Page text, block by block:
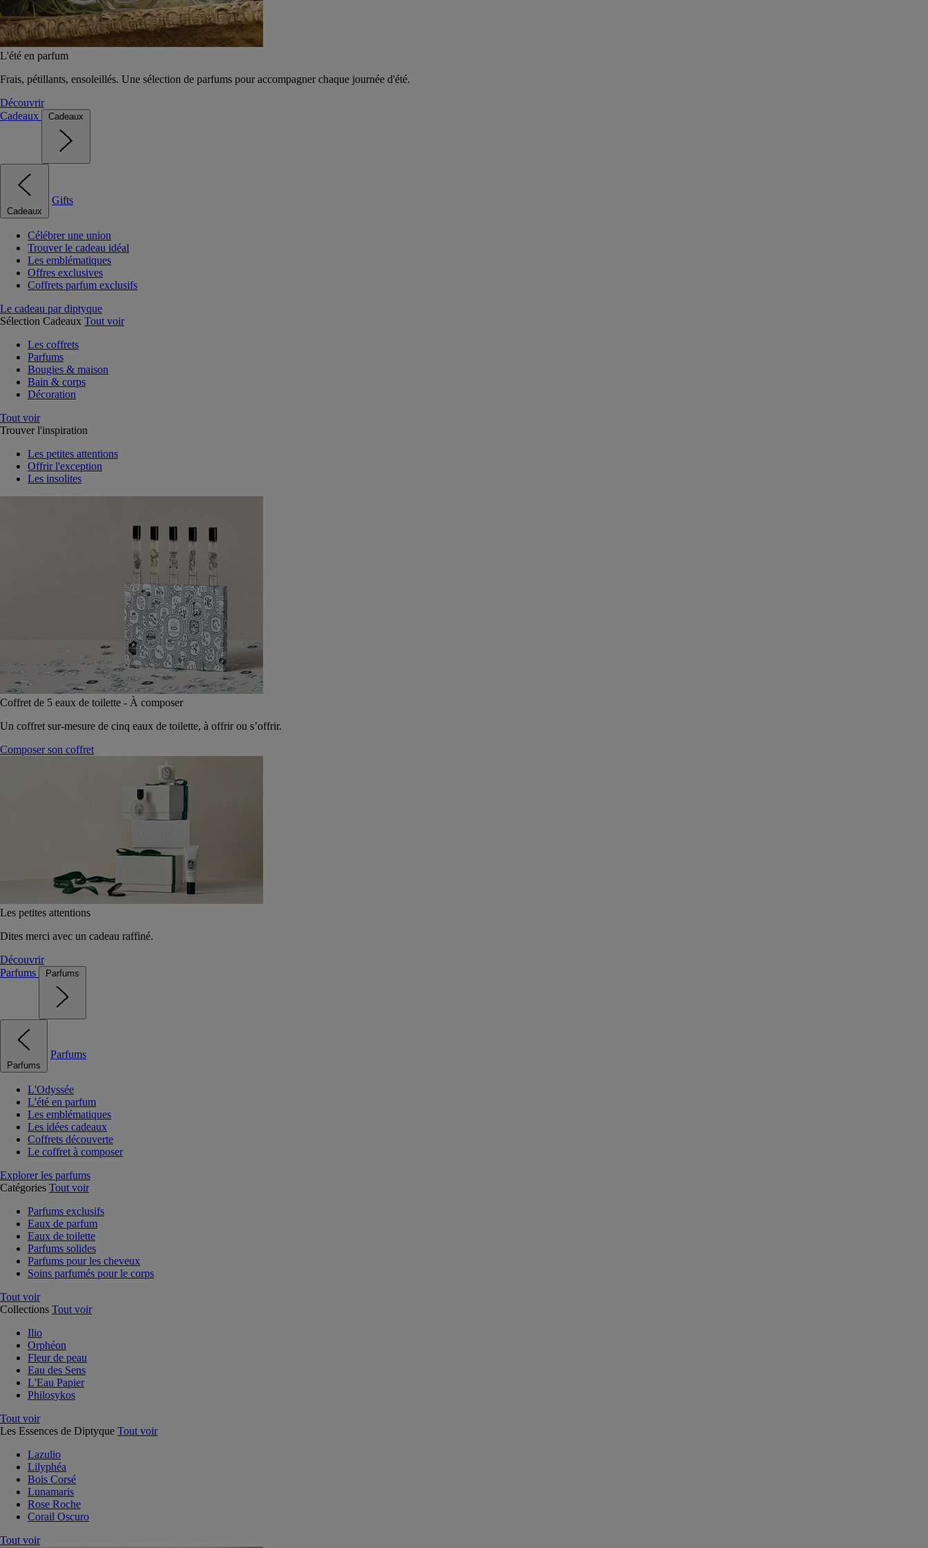
L'été en parfum
Frais, pétillants, ensoleillés. Une sélection de parfums pour accompagner chaque journée d'été.
Découvrir
Cadeaux
Cadeaux
Cadeaux
Gifts
Célébrer une union
Trouver le cadeau idéal
Les emblématiques
Offres exclusives
Coffrets parfum exclusifs
Le cadeau par diptyque
Sélection Cadeaux Tout voir
Les coffrets
Parfums
Bougies & maison
Bain & corps
Décoration
Tout voir
Trouver l'inspiration
Les petites attentions
Offrir l'exception
Les insolites
Coffret de 5 eaux de toilette - À composer
Un coffret sur-mesure de cinq eaux de toilette, à offrir ou s’offrir.
Composer son coffret
Les petites attentions
Dites merci avec un cadeau raffiné.
Découvrir
Parfums
Parfums
Parfums
Parfums
L'Odyssée
L'été en parfum
Les emblématiques
Les idées cadeaux
Coffrets découverte
Le coffret à composer
Explorer les parfums
Catégories Tout voir
Parfums exclusifs
Eaux de parfum
Eaux de toilette
Parfums solides
Parfums pour les cheveux
Soins parfumés pour le corps
Tout voir
Collections Tout voir
Ilio
Orphéon
Fleur de peau
Eau des Sens
L'Eau Papier
Philosykos
Tout voir
Les Essences de Diptyque Tout voir
Lazulio
Lilyphéa
Bois Corsé
Lunamaris
Rose Roche
Corail Oscuro
Tout voir